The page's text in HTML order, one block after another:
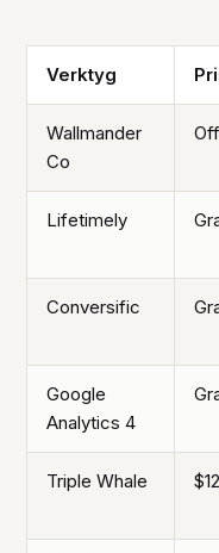
Verktyg
Wallmander
Co
Lifetimely
Conversific
Google
Analytics 4
Triple Whale